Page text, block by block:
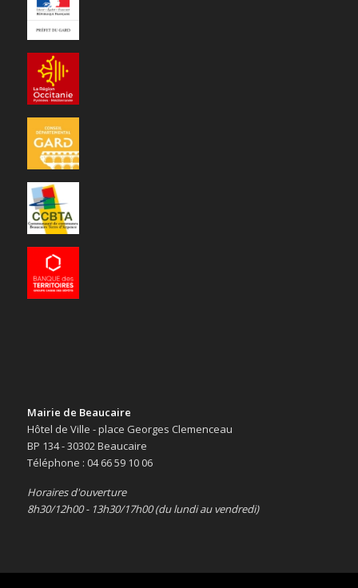
Mairie de Beaucaire
Hôtel de Ville - place Georges Clemenceau
BP 134 - 30302 Beaucaire
Téléphone : 04 66 59 10 06
Horaires d'ouverture
8h30/12h00 - 13h30/17h00 (du lundi au vendredi)